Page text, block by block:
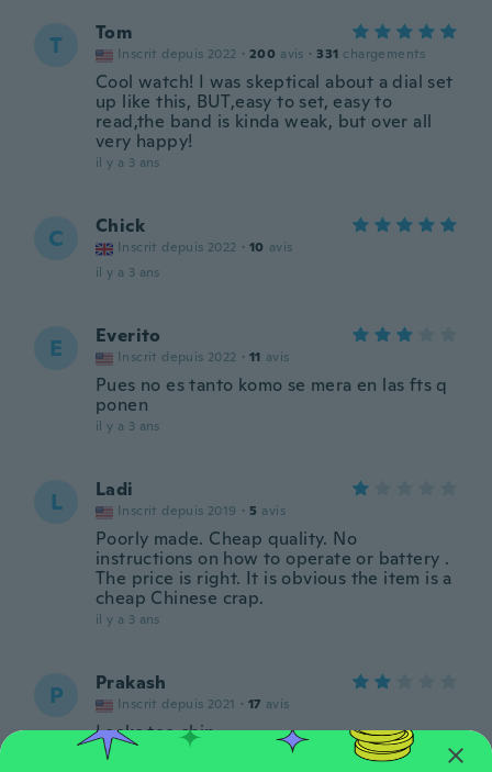
T Tom
Inscrit depuis 2022 · 200 avis · 331 chargements
Cool watch! I was skeptical about a dial set
up like this, BUT,easy to set, easy to
read,the band is kinda weak, but over all
very happy!
il y a 3 ans
C Chick
Inscrit depuis 2022 · 10 avis
il y a 3 ans
E Everito
Inscrit depuis 2022 · 11 avis
Pues no es tanto komo se mera en las fts q
ponen
il y a 3 ans
L Ladi
Inscrit depuis 2019 · 5 avis
Poorly made. Cheap quality. No
instructions on how to operate or battery .
The price is right. It is obvious the item is a
cheap Chinese crap.
il y a 3 ans
P Prakash
Inscrit depuis 2021 · 17 avis
Looks too chip
il y a 3 ans